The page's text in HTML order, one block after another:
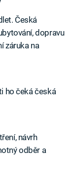
Česká
dopravu
záruka na
ho čeká česká
návrh
odběr a